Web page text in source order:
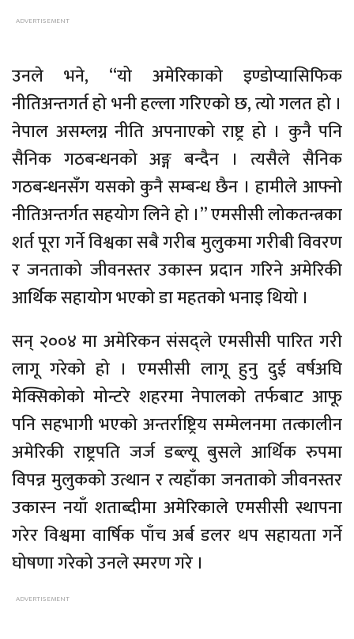
उनले भने, “यो अमेरिकाको इण्डोप्यासिफिक
नीतिअन्तगर्त हो भनी हल्ला गरिएको छ, त्यो गलत हो ।
नेपाल असम्लग्न नीति अपनाएको राष्ट्र हो । कुनै पनि
सैनिक गठबन्धनको अङ्ग बन्दैन । त्यसैले सैनिक
गठबन्धनसँग यसको कुनै सम्बन्ध छैन । हामीले आफ्नो
नीतिअन्तर्गत सहयोग लिने हो ।” एमसीसी लोकतन्त्रका
शर्त पूरा गर्ने विश्वका सबै गरीब मुलुकमा गरीबी विवरण
र जनताको जीवनस्तर उकास्न प्रदान गरिने अमेरिकी
आर्थिक सहायोग भएको डा महतको भनाइ थियो ।
सन् २००४ मा अमेरिकन संसद्ले एमसीसी पारित गरी
लागू गरेको हो । एमसीसी लागू हुनु दुई वर्षअघि
मेक्सिकोको मोन्टरे शहरमा नेपालको तर्फबाट आफू
पनि सहभागी भएको अन्तर्राष्ट्रिय सम्मेलनमा तत्कालीन
अमेरिकी राष्ट्रपति जर्ज डब्ल्यू बुसले आर्थिक रुपमा
विपन्न मुलुकको उत्थान र त्यहाँका जनताको जीवनस्तर
उकास्न नयाँ शताब्दीमा अमेरिकाले एमसीसी स्थापना
गरेर विश्वमा वार्षिक पाँच अर्ब डलर थप सहायता गर्ने
घोषणा गरेको उनले स्मरण गरे ।